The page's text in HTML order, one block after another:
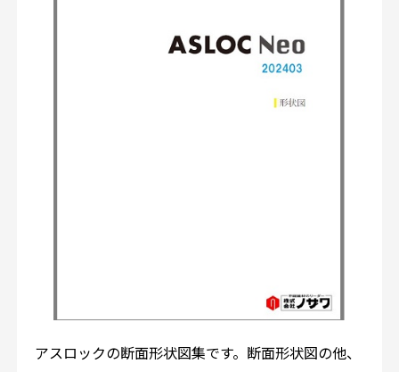
アスロックの断面形状図集です。断面形状図の他、